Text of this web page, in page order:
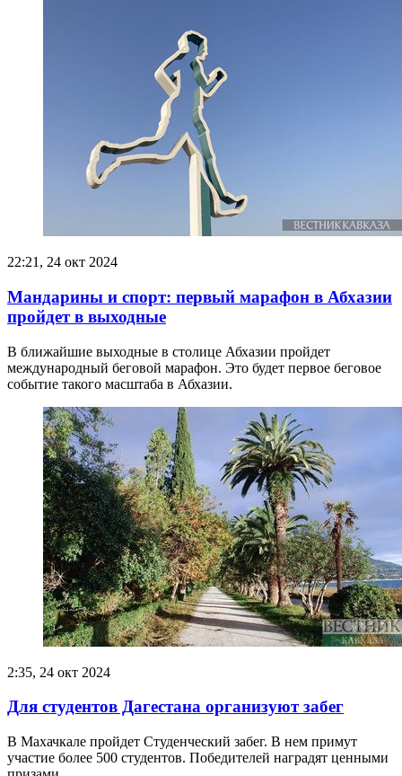
22:21, 24 окт 2024
Мандарины и спорт: первый марафон в Абхазии
пройдет в выходные
В ближайшие выходные в столице Абхазии пройдет
международный беговой марафон. Это будет первое беговое
событие такого масштаба в Абхазии.
2:35, 24 окт 2024
Для студентов Дагестана организуют забег
В Махачкале пройдет Студенческий забег. В нем примут
участие более 500 студентов. Победителей наградят ценными